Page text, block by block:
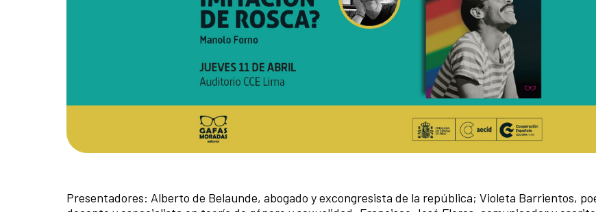
Presentadores: Alberto de Belaunde, abogado y excongresista de la república; Violeta Barrientos,